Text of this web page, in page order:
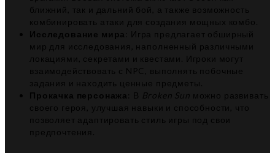
ближний, так и дальний бой, а также возможность
комбинировать атаки для создания мощных комбо.
Исследование мира
: Игра предлагает обширный
мир для исследования, наполненный различными
локациями, секретами и квестами. Игроки могут
взаимодействовать с NPC, выполнять побочные
задания и находить ценные предметы.
Прокачка персонажа
: В Broken Sun можно развивать
своего героя, улучшая навыки и способности, что
позволяет адаптировать стиль игры под свои
предпочтения.